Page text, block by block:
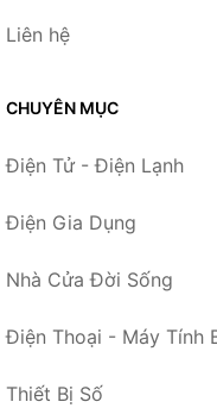
Liên hệ
CHUYÊN MỤC
Điện Tử - Điện Lạnh
Điện Gia Dụng
Nhà Cửa Đời Sống
Điện Thoại - Máy Tính
Thiết Bị Số